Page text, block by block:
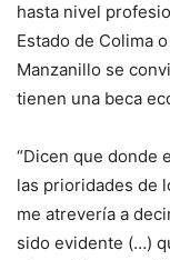
hasta nivel
Estado de Colima
Manzanillo se
tienen una beca
“Dicen que donde
las prioridades de
me atrevería a
sido evidente (…)